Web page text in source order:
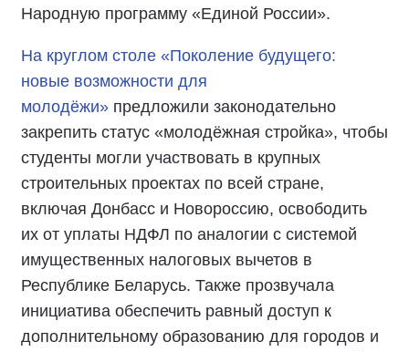
Народную программу «Единой России».
На круглом столе «Поколение будущего:
новые возможности для
молодёжи» предложили законодательно
закрепить статус «молодёжная стройка», чтобы
студенты могли участвовать в крупных
строительных проектах по всей стране,
включая Донбасс и Новороссию, освободить
их от уплаты НДФЛ по аналогии с системой
имущественных налоговых вычетов в
Республике Беларусь. Также прозвучала
инициатива обеспечить равный доступ к
дополнительному образованию для городов и